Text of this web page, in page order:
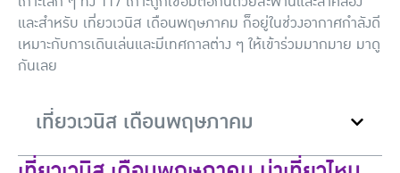
และสำหรับ เที่ยวเวนิส เดือนพฤษภาคม ก็อยู่ในช่วงอากาศกำลังดี
เหมาะกับการเดินเล่นและมีเทศกาลต่าง ๆ ให้เข้าร่วมมากมาย มาดู
กันเลย
เที่ยวเวนิส เดือนพฤษภาคม